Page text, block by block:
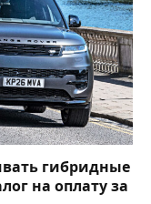
гибридные
на оплату за